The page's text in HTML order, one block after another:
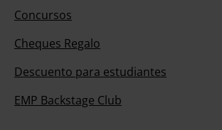
Concursos
Cheques Regalo
Descuento para estudiantes
EMP Backstage Club